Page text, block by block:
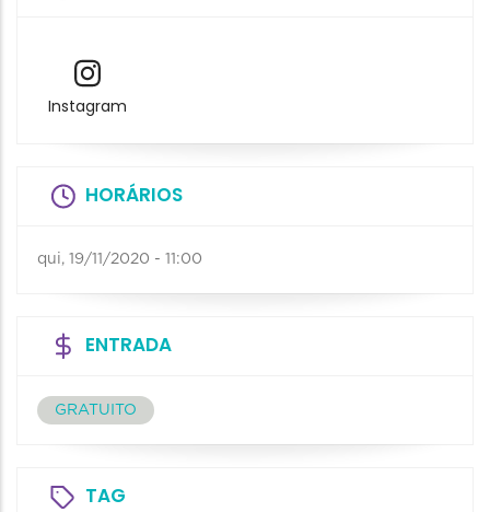
Instagram
HORÁRIOS
qui, 19/11/2020 - 11:00
ENTRADA
GRATUITO
TAG